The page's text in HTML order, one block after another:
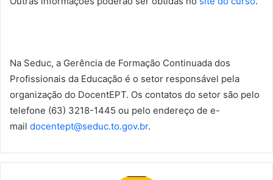
Na Seduc, a Gerência de Formação Continuada dos
Profissionais da Educação é o setor responsável pela
organização do DocentEPT. Os contatos do setor são pelo
telefone (63) 3218-1445 ou pelo endereço de e-
mail docentept@seduc.to.gov.br.